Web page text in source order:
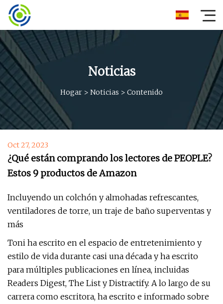
Noticias
Hogar > Noticias > Contenido
Oct 27, 2023
¿Qué están comprando los lectores de PEOPLE?
Estos 9 productos de Amazon
Incluyendo un colchón y almohadas refrescantes,
ventiladores de torre, un traje de baño superventas y
más
Toni ha escrito en el espacio de entretenimiento y
estilo de vida durante casi una década y ha escrito
para múltiples publicaciones en línea, incluidas
Readers Digest, The List y Distractify. A lo largo de su
carrera como escritora, ha escrito e informado sobre